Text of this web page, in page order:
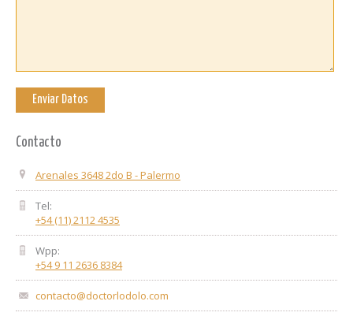
Contacto
Arenales 3648 2do B - Palermo
Tel:
+54 (11) 2112 4535
Wpp:
+54 9 11 2636 8384
contacto@doctorlodolo.com